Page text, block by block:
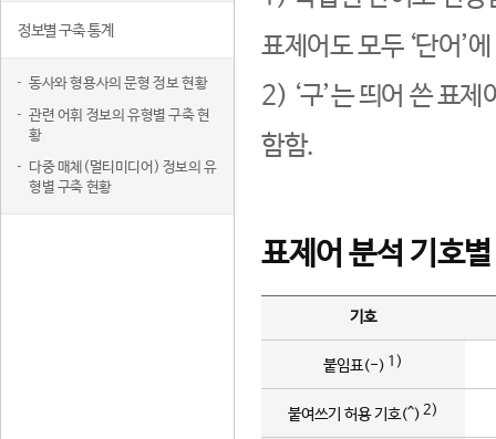
정보별 구축 통계
동사와 형용사의 문형 정보 현황
관련 어휘 정보의 유형별 구축 현
황
다중 매체(멀티미디어) 정보의 유
형별 구축 현황
표제어도 모두 ‘단어’
2) ‘구’는 띄어 쓴 표
함함.
표제어 분석 기호
기호
붙임표(-) 1)
붙여쓰기 허용 기호(^) 2)